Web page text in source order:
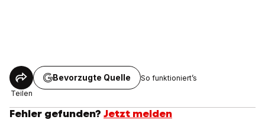
Teilen
Bevorzugte Quelle So funktioniert’s
Fehler gefunden? Jetzt melden